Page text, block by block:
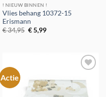
! NIEUW BINNEN !
Vlies behang 10372-15
Erismann
€34,95 Oorspronkelijke
prijs
€5,99Huidige
Actie
aan
verlanglijst